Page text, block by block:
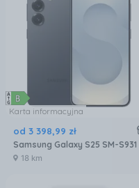
Karta informacyjna
od 3 398,99 zł
18 km